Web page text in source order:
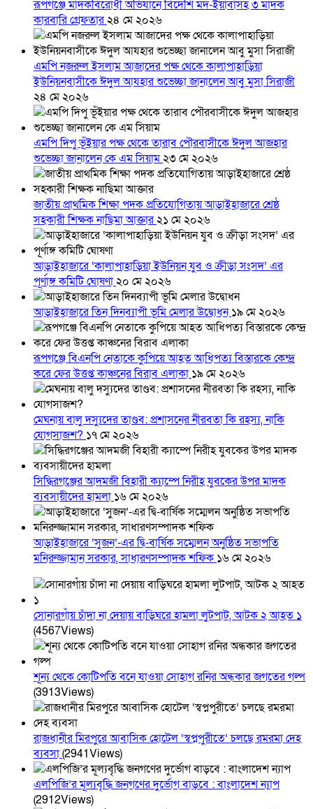
রূপগঞ্জে মাদকবিরোধী অভিযানে বিদেশি মদ-ইয়াবাসহ ৩ মাদক
কারবারি গ্রেফতার২৪ মে ২০২৬
এমপি নজরুল ইসলাম আজাদের পক্ষ থেকে কালাপাহাড়িয়া
ইউনিয়নবাসীকে ঈদুল আযহার শুভেচ্ছা জানালেন আবু মুসা সিরাজী
২৪ মে ২০২৬
এমপি দিপু ভূঁইয়ার পক্ষ থেকে তারাব পৌরবাসীকে ঈদুল আজহার
শুভেচ্ছা জানালেন কে এম সিয়াম২৩ মে ২০২৬
জাতীয় প্রাথমিক শিক্ষা পদক প্রতিযোগিতায় আড়াইহাজারে শ্রেষ্ঠ
সহকারী শিক্ষক নাছিমা আক্তার২১ মে ২০২৬
আড়াইহাজারে ‘কালাপাহাড়িয়া ইউনিয়ন যুব ও ক্রীড়া সংসদ’ এর
পূর্ণাঙ্গ কমিটি ঘোষণা২০ মে ২০২৬
আড়াইহাজারে তিন দিনব্যাপী ভূমি মেলার উদ্বোধন১৯ মে ২০২৬
রূপগঞ্জে বিএনপি নেতাকে কুপিয়ে আহত আধিপত্য বিস্তারকে কেন্দ্র
করে ফের উত্তপ্ত কাঞ্চনের বিরাব এলাকা ১৯ মে ২০২৬
মেঘনায় বালু দস্যুদের তাণ্ডব: প্রশাসনের নীরবতা কি রহস্য, নাকি
যোগসাজশ? ১৭ মে ২০২৬
সিদ্ধিরগঞ্জের আদমজী বিহারী ক্যাম্পে নিরীহ যুবকের উপর মাদক
ব্যবসায়ীদের হামলা ১৬ মে ২০২৬
আড়াইহাজারে ‘সুজন’-এর দ্বি-বার্ষিক সম্মেলন অনুষ্ঠিত সভাপতি
মনিরুজ্জামান সরকার, সাধারণসম্পাদক শফিক ১৬ মে ২০২৬
সোনারগাঁয় চাঁদা না দেয়ায় বাড়িঘরে হামলা লুটপাট, আটক ২ আহত ১
(4567Views)
শূন্য থেকে কোটিপতি বনে যাওয়া সোহাগ রনির অন্ধকার জগতের গল্প
(3913Views)
রাজধানীর মিরপুরে আবাসিক হোটেল ‘স্বপ্নপুরীতে’ চলছে রমরমা দেহ
ব্যবসা(2941Views)
এলপিজি’র মূল্যবৃদ্ধি জনগণের দুর্ভোগ বাড়বে : বাংলাদেশ ন্যাপ
(2912Views)